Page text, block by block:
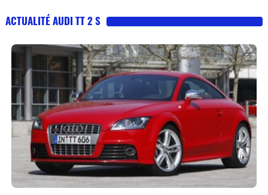
ACTUALITÉ AUDI TT 2 S